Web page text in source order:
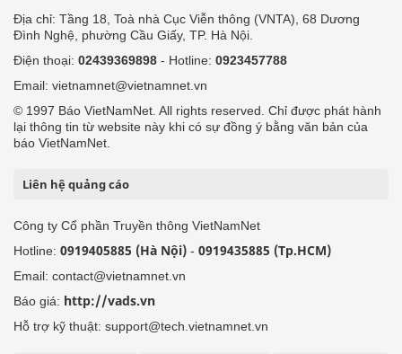
Địa chỉ: Tầng 18, Toà nhà Cục Viễn thông (VNTA), 68 Dương
Đình Nghệ, phường Cầu Giấy, TP. Hà Nội.
Điện thoại: 02439369898 - Hotline: 0923457788
Email: vietnamnet@vietnamnet.vn
© 1997 Báo VietNamNet. All rights reserved. Chỉ được phát hành
lại thông tin từ website này khi có sự đồng ý bằng văn bản của
báo VietNamNet.
Liên hệ quảng cáo
Công ty Cổ phần Truyền thông VietNamNet
Hotline: 0919405885 (Hà Nội) - 0919435885 (Tp.HCM)
Email: contact@vietnamnet.vn
Báo giá: http://vads.vn
Hỗ trợ kỹ thuật: support@tech.vietnamnet.vn